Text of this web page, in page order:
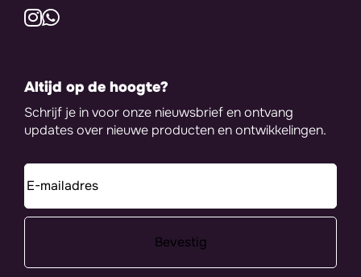
Altijd op de hoogte?
Schrijf je in voor onze nieuwsbrief en ontvang
updates over nieuwe producten en ontwikkelingen.